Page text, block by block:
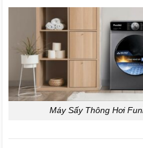
Máy Sấy Thông Hơi